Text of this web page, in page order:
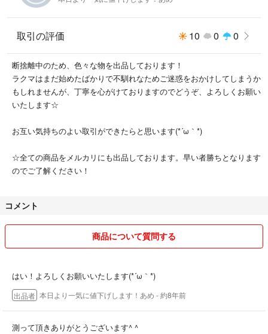
取引の評価 10 0 0
断捨離中のため、色々な物を出品しております！
ラクマはまだ始めたばかりで不馴れなためご迷惑をおかけしてしまうか
もしれませんが、丁寧を心がけておりますのでどうぞ、よろしくお願い
いたします☆
お互い気持ちのよい取引ができたらと思います(*´ω｀*)
☆全ての商品をメルカリにも出品しております。早い者勝ちとなります
のでご了解ください！
コメント
商品について質問する
はい！よろしくお願いいたします(*´ω｀*)
出品者 本日より一気に値下げします！あめ - 約8年前
測って頂きありがとうございます^ ^